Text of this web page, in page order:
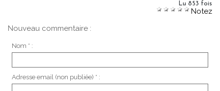
Lu 853 fois
Notez
Nouveau commentaire :
Nom * :
Adresse email (non publiée) * :